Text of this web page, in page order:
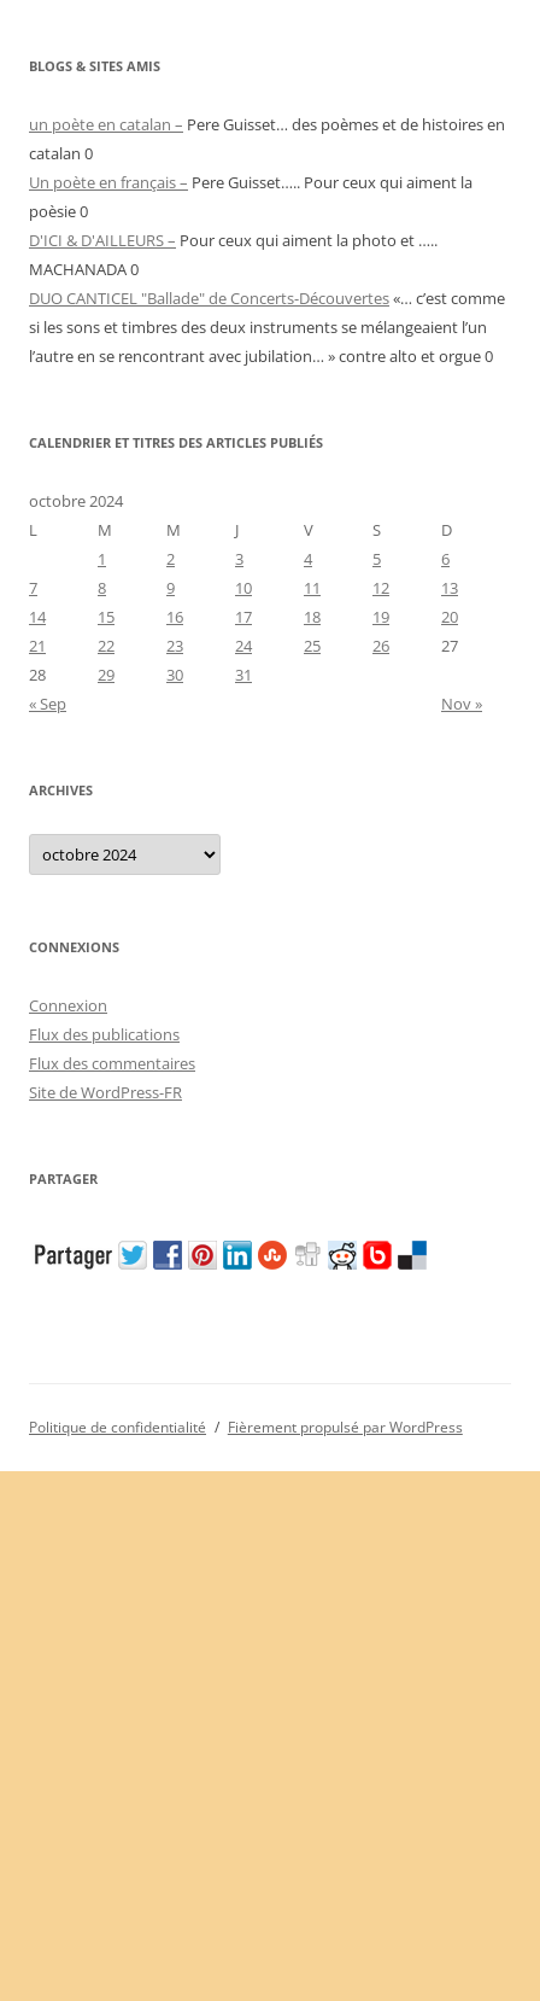
BLOGS & SITES AMIS
un poète en catalan – Pere Guisset… des poèmes et de histoires en
catalan 0
Un poète en français – Pere Guisset….. Pour ceux qui aiment la
poèsie 0
D'ICI & D'AILLEURS – Pour ceux qui aiment la photo et …..
MACHANADA 0
DUO CANTICEL "Ballade" de Concerts-Découvertes«… c’est comme
si les sons et timbres des deux instruments se mélangeaient l’un
l’autre en se rencontrant avec jubilation… » contre alto et orgue 0
CALENDRIER ET TITRES DES ARTICLES PUBLIÉS
octobre 2024
L
M M J V S
D
1
2 3 4 5
6
7
8 9 10 11 12
13
14
15 16 17 18 19
20
21
22 23 24 25 26
27
28
29 30
31
« Sep
Nov »
ARCHIVES
Archives
CONNEXIONS
Connexion
Flux des publications
Flux des commentaires
Site de WordPress-FR
PARTAGER
Politique de confidentialité Fièrement propulsé par WordPress